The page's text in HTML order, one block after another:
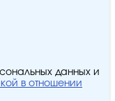
данных и
в отношении